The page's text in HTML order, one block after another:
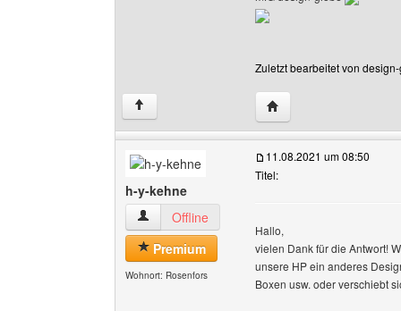
Zuletzt bearbeitet von
↑ Website dieses
h-y-kehne
h-y-kehne Benutzer-Profile anzeigen
Offline
Premium
Wohnort: Rosenfors
11.08.2021 um 08:50
Titel:
Hallo,
vielen Dank für die Antwort!
unsere HP ein anderes
Boxen usw. oder verschiebt